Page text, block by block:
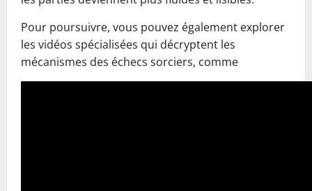
Pour poursuivre, vous pouvez également explorer
les vidéos spécialisées qui décryptent les
mécanismes des échecs sorciers, comme